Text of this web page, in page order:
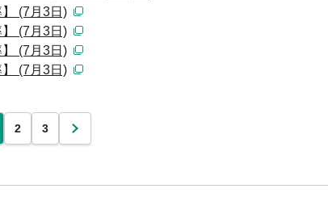
(7月3日)
(7月3日)
(7月3日)
(7月3日)
2 3 次